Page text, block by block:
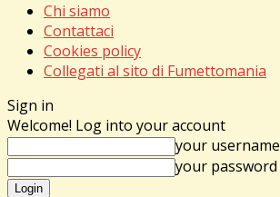
Chi siamo
Contattaci
Cookies policy
Collegati al sito di Fumettomania
Sign in
Welcome! Log into your account
your username
your password